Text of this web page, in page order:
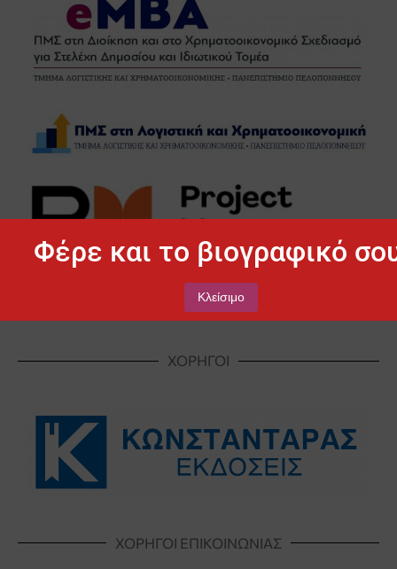
ΧΟΡΗΓΟΙ
ΧΟΡΗΓΟΙ ΕΠΙΚΟΙΝΩΝΙΑΣ
Φέρε και το βιογραφικό
Κλείσιμο